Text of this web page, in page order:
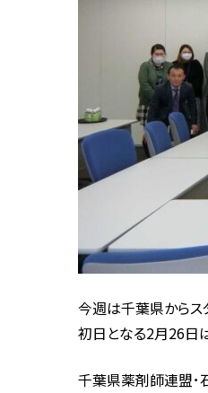
今週は千葉県からス
初日となる2月26日
千葉県薬剤師連盟･